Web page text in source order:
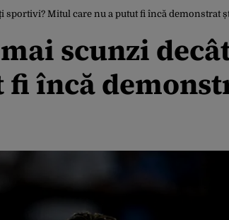
sportivi? Mitul care nu a putut fi încă demonstrat
scunzi
fi încă